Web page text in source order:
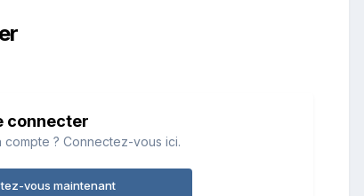
connecter
compte ? Connectez-vous ici.
vous maintenant